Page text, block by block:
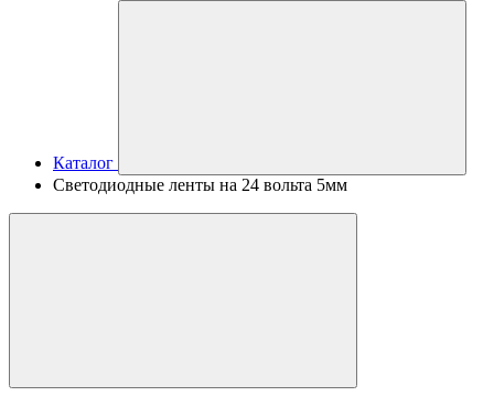
Каталог
Светодиодные ленты на 24 вольта 5мм